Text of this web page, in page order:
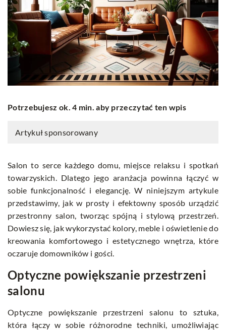
Potrzebujesz ok. 4 min. aby przeczytać ten wpis
Artykuł sponsorowany
Salon to serce każdego domu, miejsce relaksu i spotkań
towarzyskich. Dlatego jego aranżacja powinna łączyć w
sobie funkcjonalność i elegancję. W niniejszym artykule
przedstawimy, jak w prosty i efektowny sposób urządzić
przestronny salon, tworząc spójną i stylową przestrzeń.
Dowiesz się, jak wykorzystać kolory, meble i oświetlenie do
kreowania komfortowego i estetycznego wnętrza, które
oczaruje domowników i gości.
Optyczne powiększanie przestrzeni
salonu
Optyczne powiększanie przestrzeni salonu to sztuka,
która łączy w sobie różnorodne techniki, umożliwiając